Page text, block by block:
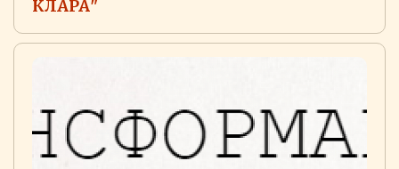
КЛАРА"